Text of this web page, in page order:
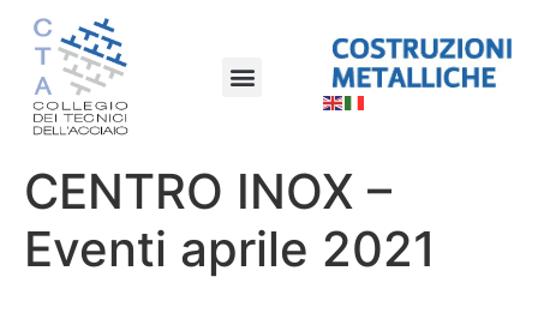
CENTRO INOX –
Eventi aprile 2021